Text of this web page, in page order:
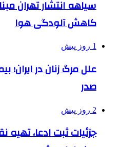
سیاهه انتشار تهران
کاهش آلودگی هوا
1 روز پیش
علل مرگ زنان در
صدر
2 روز پیش